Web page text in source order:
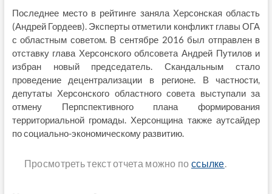
Последнее место в рейтинге заняла Херсонская область
(Андрей Гордеев). Эксперты отметили конфликт главы ОГА
с областным советом. В сентябре 2016 был отправлен в
отставку глава Херсонского облсовета Андрей Путилов и
избран новый председатель. Скандальным стало
проведение децентрализации в регионе. В частности,
депутаты Херсонского областного совета выступали за
отмену Перпспективного плана формирования
территориальной громады. Херсонщина также аутсайдер
по социально-экономическому развитию.
Просмотреть текст отчета можно по ссылке.